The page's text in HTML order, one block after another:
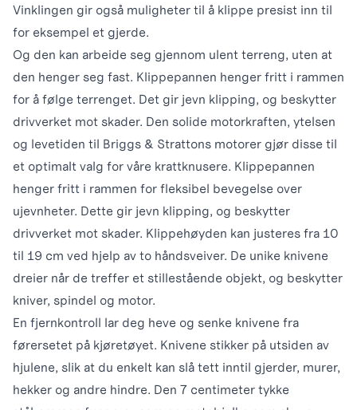
Vinklingen gir også muligheter til å klippe presist inn til
for eksempel et gjerde.
Og den kan arbeide seg gjennom ulent terreng, uten at
den henger seg fast. Klippepannen henger fritt i rammen
for å følge terrenget. Det gir jevn klipping, og beskytter
drivverket mot skader. Den solide motorkraften, ytelsen
og levetiden til Briggs & Strattons motorer gjør disse til
et optimalt valg for våre krattknusere. Klippepannen
henger fritt i rammen for fleksibel bevegelse over
ujevnheter. Dette gir jevn klipping, og beskytter
drivverket mot skader. Klippehøyden kan justeres fra 10
til 19 cm ved hjelp av to håndsveiver. De unike knivene
dreier når de treffer et stillestående objekt, og beskytter
kniver, spindel og motor.
En fjernkontroll lar deg heve og senke knivene fra
førersetet på kjøretøyet. Knivene stikker på utsiden av
hjulene, slik at du enkelt kan slå tett inntil gjerder, murer,
hekker og andre hindre. Den 7 centimeter tykke